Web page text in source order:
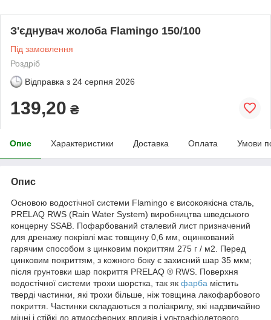
З'єднувач жолоба Flamingo 150/100
Під замовлення
Роздріб
Відправка з 24 серпня 2026
139,20 ₴
Опис Характеристики Доставка Оплата Умови
Опис
Основою водостічної системи Flamingo є високоякісна сталь,
PRELAQ RWS (Rain Water System) виробництва шведського
концерну SSAB. Пофарбований сталевий лист призначений
для дренажу покрівлі має товщину 0,6 мм, оцинкований
гарячим способом з цинковим покриттям 275 г / м2. Перед
цинковим покриттям, з кожного боку є захисний шар 35 мкм;
після грунтовки шар покриття PRELAQ ® RWS. Поверхня
водостічної системи трохи шорстка, так як фарба містить
тверді частинки, які трохи більше, ніж товщина лакофарбового
покриття. Частинки складаються з поліакрилу, які надзвичайно
міцні і стійкі до атмосферних впливів і ультрафіолетового